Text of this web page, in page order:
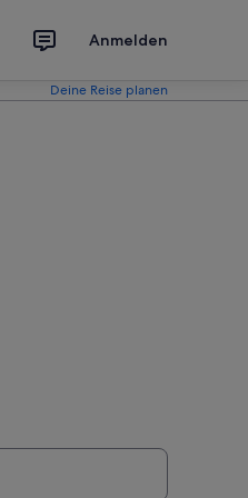
Anmelden
Deine Reise planen